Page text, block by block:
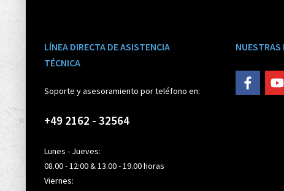
LÍNEA DIRECTA DE ASISTENCIA
TÉCNICA
Soporte y asesoramiento por teléfono en:
+49 2162 - 32564
Lunes - Jueves:
08.00 - 12:00 & 13.00 - 19.00 horas
Viernes:
NUESTRAS